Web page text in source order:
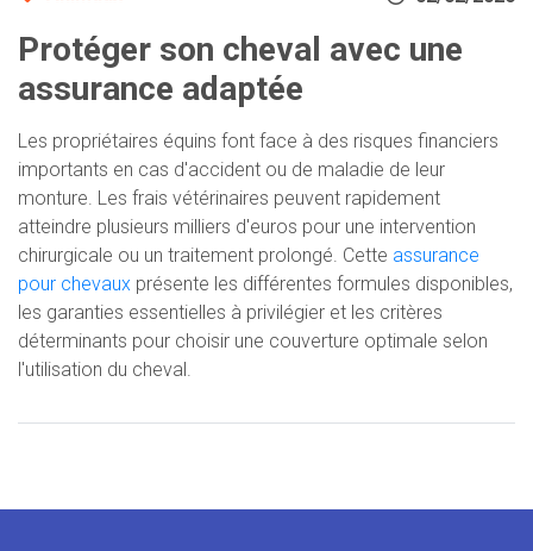
Protéger son cheval avec une
assurance adaptée
Les propriétaires équins font face à des risques financiers
importants en cas d'accident ou de maladie de leur
monture. Les frais vétérinaires peuvent rapidement
atteindre plusieurs milliers d'euros pour une intervention
chirurgicale ou un traitement prolongé. Cette assurance
pour chevaux présente les différentes formules disponibles,
les garanties essentielles à privilégier et les critères
déterminants pour choisir une couverture optimale selon
l'utilisation du cheval.